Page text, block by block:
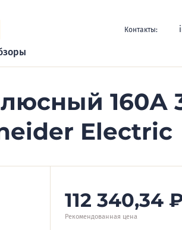
Контакты:
160А
Electric
112 340,34
Рекомендованная цена